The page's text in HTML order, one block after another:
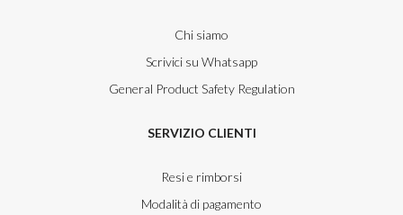
Chi siamo
Scrivici su Whatsapp
General Product Safety Regulation
SERVIZIO CLIENTI
Resi e rimborsi
Modalità di pagamento